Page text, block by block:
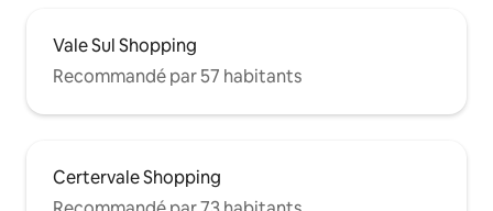
Vale Sul Shopping
Recommandé par 57 habitants
Certervale Shopping